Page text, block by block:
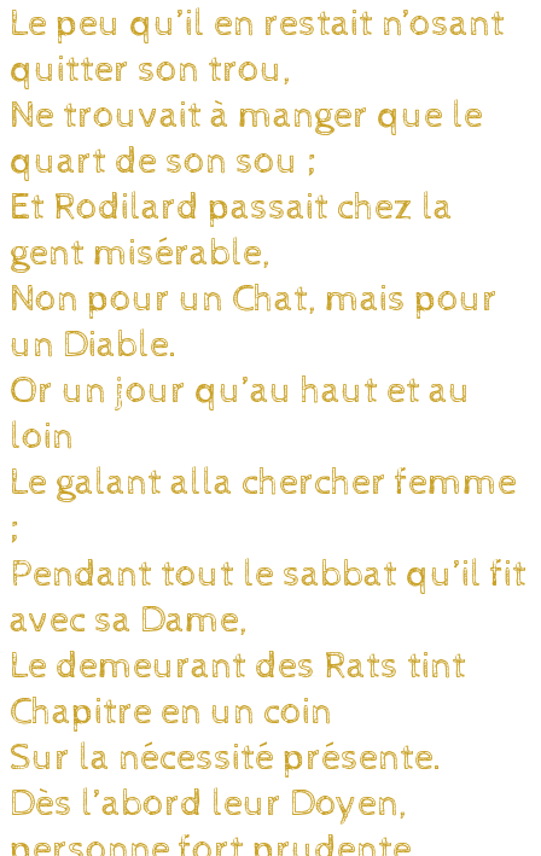
Le peu qu’il en restait n’osant
quitter son trou,
Ne trouvait à manger que le
quart de son sou ;
Et Rodilard passait chez la
gent misérable,
Non pour un Chat, mais pour
un Diable.
Or un jour qu’au haut et au
loin
Le galant alla chercher femme
;
Pendant tout le sabbat qu’il fit
avec sa Dame,
Le demeurant des Rats tint
Chapitre en un coin
Sur la nécessité présente.
Dès l’abord leur Doyen,